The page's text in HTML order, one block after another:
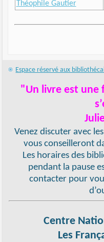
Théophile Gautier
Espace réservé aux
"Un livre est une
Venez discuter avec
vous conseilleront
Les horaires des
pendant la pause
contacter pour
Centre
Les